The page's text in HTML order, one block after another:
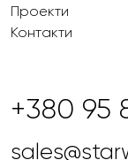
Проекти
Контакти
+380 95